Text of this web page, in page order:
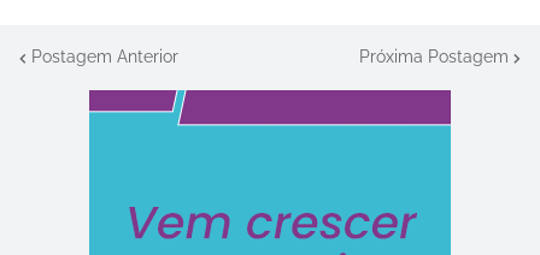
Postagem Anterior Próxima Postagem